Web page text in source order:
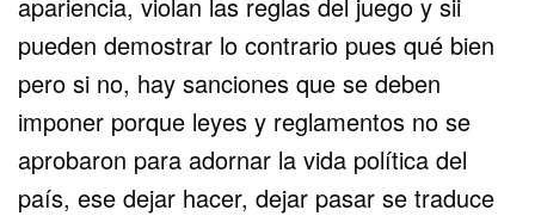
pueden demostrar lo contrario pues qué bien
pero si no, hay sanciones que se deben
imponer porque leyes y reglamentos no se
aprobaron para adornar la vida política del
país, ese dejar hacer, dejar pasar se traduce